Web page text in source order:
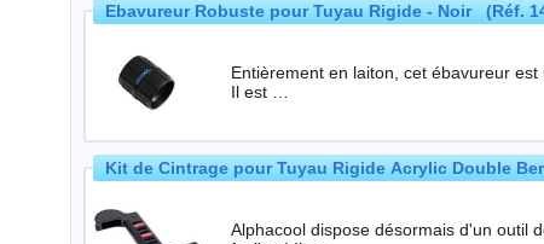
Ebavureur Robuste pour Tuyau Rigide - Noir (Réf.
Entièrement en laiton, cet ébavureur est ultra solide ! Cet outil permet de facilement chanfreiner le
Il est …
Kit de Cintrage pour Tuyau Rigide Acrylic Double
Alphacool dispose désormais d'un outil